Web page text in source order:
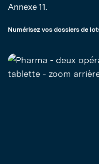
Annexe 11.
Numérisez vos dossiers de